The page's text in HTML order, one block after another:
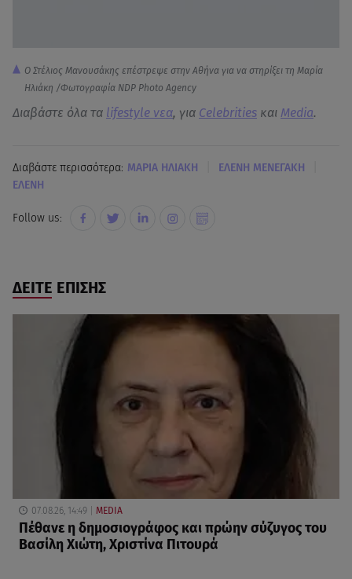
Ο Στέλιος Μανουσάκης επέστρεψε στην Αθήνα για να στηρίξει τη Μαρία
Ηλιάκη /Φωτογραφία NDP Photo Agency
Διαβάστε όλα τα lifestyle νεα, για Celebrities και Media.
Διαβάστε περισσότερα: ΜΑΡΙΑ ΗΛΙΑΚΗ ΕΛΕΝΗ ΜΕΝΕΓΑΚΗ
ΕΛΕΝΗ
Follow us:
ΔΕΙΤΕ ΕΠΙΣΗΣ
07.08.26, 14:49 MEDIA
Πέθανε η δημοσιογράφος και πρώην σύζυγος του
Βασίλη Χιώτη, Χριστίνα Πιτουρά